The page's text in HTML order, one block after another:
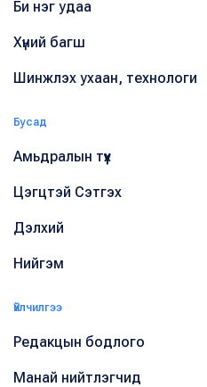
Би нэг удаа
Хүний багш
Шинжлэх ухаан, технологи
Бусад
Амьдралын түүх
Цэгцтэй Сэтгэх
Дэлхий
Нийгэм
Үйлчилгээ
Редакцын бодлого
Манай нийтлэгчид